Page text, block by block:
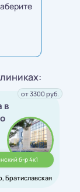
в
б-р 4к1
Братиславская
от 3300 руб.